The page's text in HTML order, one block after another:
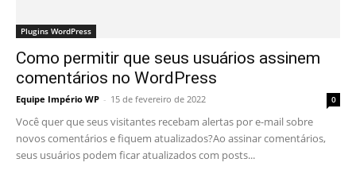
Plugins WordPress
Como permitir que seus usuários assinem
comentários no WordPress
Equipe Império WP - 15 de fevereiro de 2022 0
Você quer que seus visitantes recebam alertas por e-mail sobre
novos comentários e fiquem atualizados?Ao assinar comentários,
seus usuários podem ficar atualizados com posts...